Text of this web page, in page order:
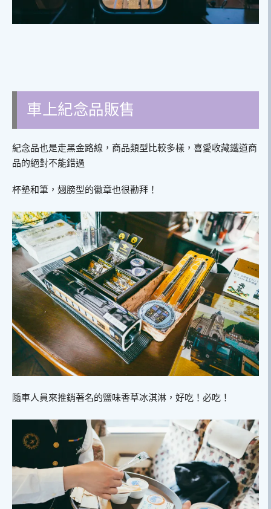
車上紀念品販售
紀念品也是走黑金路線，商品類型比較多樣，喜愛收藏鐵道商
品的絕對不能錯過
杯墊和筆，翅膀型的徽章也很勸拜！
隨車人員來推銷著名的鹽味香草冰淇淋，好吃！必吃！